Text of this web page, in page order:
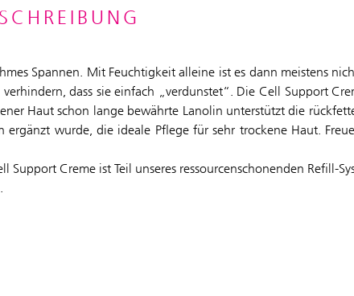
Spannen. Mit Feuchtigkeit alleine ist es dann meistens
dass sie einfach „verdunstet“. Die Cell Support
Haut schon lange bewährte Lanolin unterstützt die
wurde, die ideale Pflege für sehr trockene Haut.
Creme ist Teil unseres ressourcenschonenden Refill-